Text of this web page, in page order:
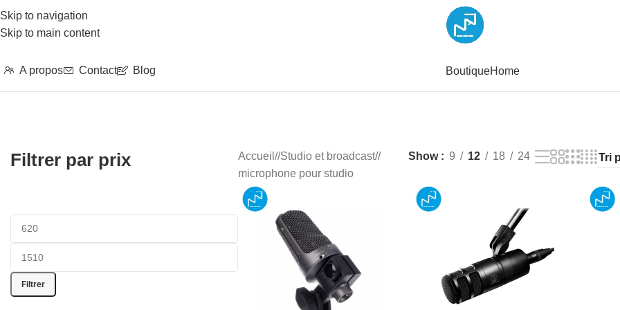
Skip to navigation
Skip to main content
A propos Contact Blog BoutiqueHome
Filtrer par prix
Filtrer
Accueil / Studio et broadcast/
microphone pour studio
Show 9 12 18 24